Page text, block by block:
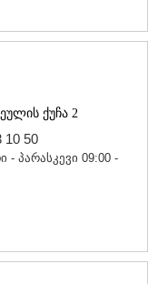
ქუჩა 2
10 50
- პარასკევი 09:00 -